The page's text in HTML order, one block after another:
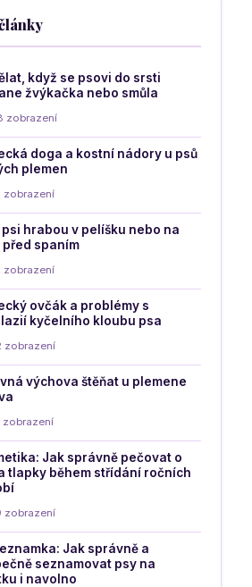
když se psovi do srsti
žvýkačka nebo smůla
zobrazení
doga a kostní nádory u psů
plemen
zobrazení
psi hrabou v pelíšku nebo na
před spaním
zobrazení
ovčák a problémy s
kyčelního kloubu psa
zobrazení
výchova štěňat u plemene
zobrazení
Jak správně pečovat o
tlapky během střídání ročních
zobrazení
Jak správně a
seznamovat psy na
i navolno